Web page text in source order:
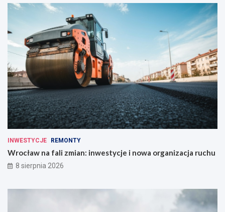
INWESTYCJE REMONTY
Wrocław na fali zmian: inwestycje i nowa organizacja ruchu
8 sierpnia 2026